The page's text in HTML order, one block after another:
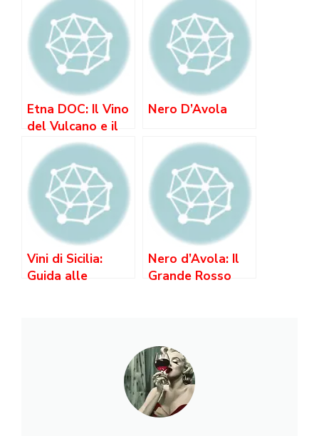
Etna DOC: Il Vino
del Vulcano e il
Nerello
Mascalese
Nero D’Avola
Vini di Sicilia:
Guida alle
Nero d’Avola: Il
Grande Rosso
Abbinamenti